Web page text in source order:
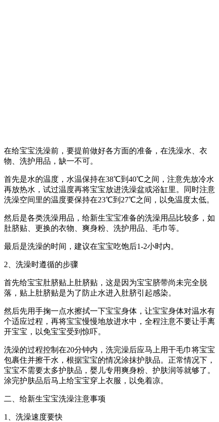
在给宝宝洗澡前，要提前做好各方面的准备，在洗澡水、衣
物、洗护用品，缺一不可。
首先是水的温度，水温保持在38℃到40℃之间，注意先放冷水
再放热水，试过温度再将宝宝放进洗澡盆或浴缸里。同时注意
洗澡空间里的温度要保持在23℃到27℃之间，以免温度太低。
然后是各类洗澡用品，给新生宝宝准备的洗澡用品比较多，如
肚脐贴、更换的衣物、爽身粉、洗护用品、毛巾等。
最后是洗澡的时间，建议在宝宝吃饱后1-2小时内。
2、洗澡时遵循的步骤
首先给宝宝肚脐贴上肚脐贴，这是因为宝宝脐带尚未完全脱
落，贴上肚脐贴是为了防止水进入肚脐引起感染。
然后先用手掬一点水擦拭一下宝宝身体，让宝宝身体对温水有
个适应过程，再将宝宝慢慢地放进水中，全程注意不要让手离
开宝宝，以免宝宝受到惊吓。
洗澡的过程控制在20分钟内，洗完澡后应马上用干毛巾将宝宝
包裹住并擦干水，根据宝宝的情况涂抹护肤品。正常情况下，
宝宝不需要太多护肤品，婴儿专用爽身粉、护肤润等就够了。
涂完护肤品后马上给宝宝穿上衣服，以免着凉。
二、给新生宝宝洗澡注意事项
1、洗澡速度要快